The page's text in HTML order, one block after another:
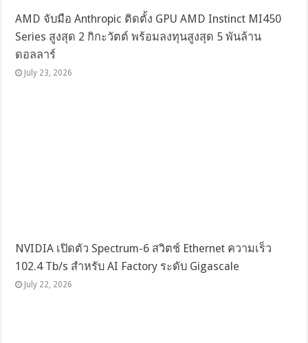
AMD จับมือ Anthropic ติดตั้ง GPU AMD Instinct MI450
Series สูงสุด 2 กิกะวัตต์ พร้อมลงทุนสูงสุด 5 พันล้าน
ดอลลาร์
July 23, 2026
NVIDIA เปิดตัว Spectrum-6 สวิตช์ Ethernet ความเร็ว
102.4 Tb/s สำหรับ AI Factory ระดับ Gigascale
July 22, 2026